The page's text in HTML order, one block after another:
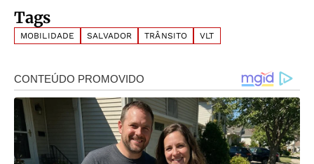
Tags
MOBILIDADE SALVADOR TRÂNSITO VLT